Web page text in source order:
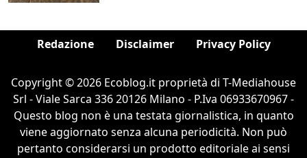
Redazione Disclaimer Privacy Policy
Copyright © 2026 Ecoblog.it proprietà di T-Mediahouse
Srl - Viale Sarca 336 20126 Milano - P.Iva 06933670967 -
Questo blog non è una testata giornalistica, in quanto
viene aggiornato senza alcuna periodicità. Non può
pertanto considerarsi un prodotto editoriale ai sensi